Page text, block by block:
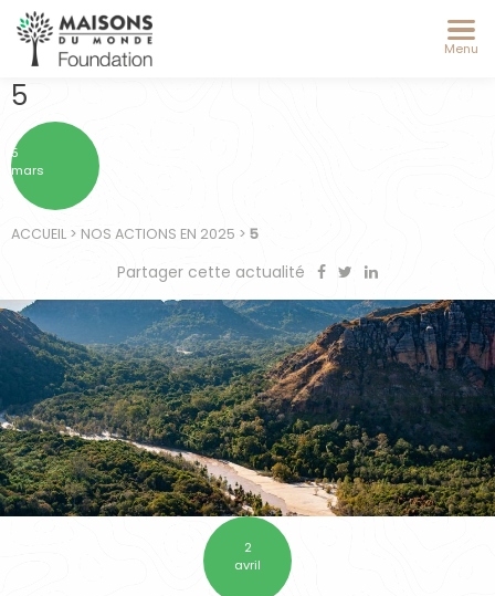
Menu
5
5
mars
ACCUEIL > NOS ACTIONS EN 2025 > 5
Partager cette actualité
2
avril